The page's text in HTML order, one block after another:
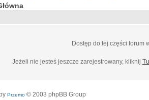
Dostęp do tej części forum
Jeżeli nie jesteś jeszcze zarejestrowany, kliknij
Przemo © 2003 phpBB Group